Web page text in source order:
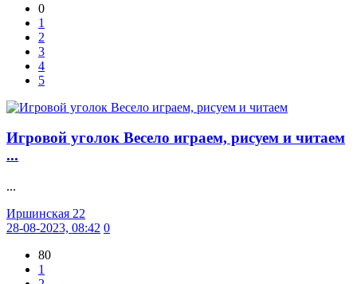
0
1
2
3
4
5
Игровой уголок Весело играем, рисуем и читаем
...
...
Иршинская 22
28-08-2023, 08:42 0
80
1